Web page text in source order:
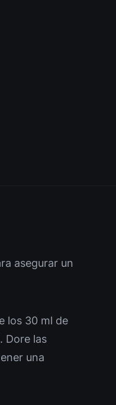
asegurar un
los 30 ml de
Dore las
una